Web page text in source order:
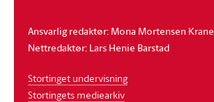
Ansvarlig redaktør: Mona Mortensen Krane
Nettredaktør: Lars Henie Barstad
Stortinget undervisning
Stortingets mediearkiv